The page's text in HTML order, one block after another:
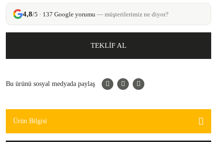
4,8/5 · 137 Google yorumu — müşterilerimiz ne diyor?
TEKLİF AL
Bu ürünü sosyal medyada paylaş
Ürün Bilgisi